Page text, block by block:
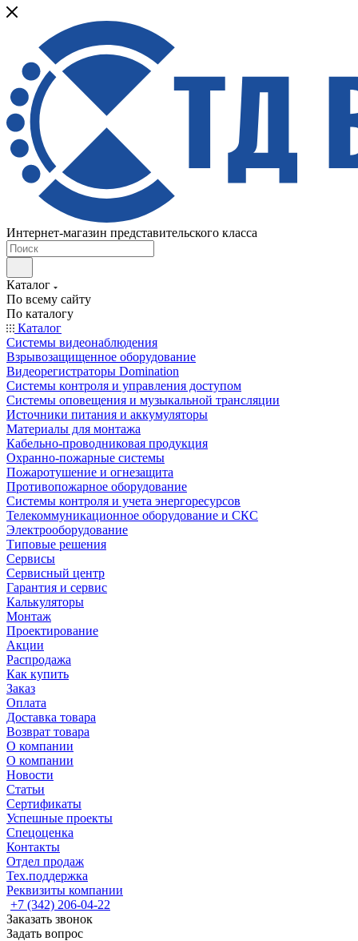
Интернет-магазин представительского класса
Каталог
По всему сайту
По каталогу
Каталог
Системы видеонаблюдения
Взрывозащищенное оборудование
Видеорегистраторы Domination
Системы контроля и управления доступом
Системы оповещения и музыкальной трансляции
Источники питания и аккумуляторы
Материалы для монтажа
Кабельно-проводниковая продукция
Охранно-пожарные системы
Пожаротушение и огнезащита
Противопожарное оборудование
Системы контроля и учета энергоресурсов
Телекоммуникационное оборудование и СКС
Электрооборудование
Типовые решения
Сервисы
Сервисный центр
Гарантия и сервис
Калькуляторы
Монтаж
Проектирование
Акции
Распродажа
Как купить
Заказ
Оплата
Доставка товара
Возврат товара
О компании
О компании
Новости
Статьи
Сертификаты
Успешные проекты
Спецоценка
Контакты
Отдел продаж
Тех.поддержка
Реквизиты компании
+7 (342) 206-04-22
Заказать звонок
Задать вопрос